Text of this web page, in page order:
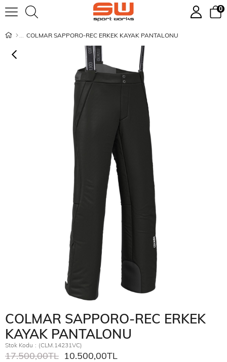
0
COLMAR SAPPORO-REC ERKEK KAYAK PANTALONU
COLMAR SAPPORO-REC ERKEK
KAYAK PANTALONU
Stok Kodu (CLM.14231VC)
17.500,00TL 10.500,00TL